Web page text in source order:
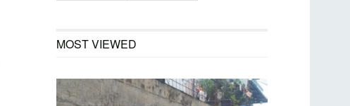
MOST VIEWED